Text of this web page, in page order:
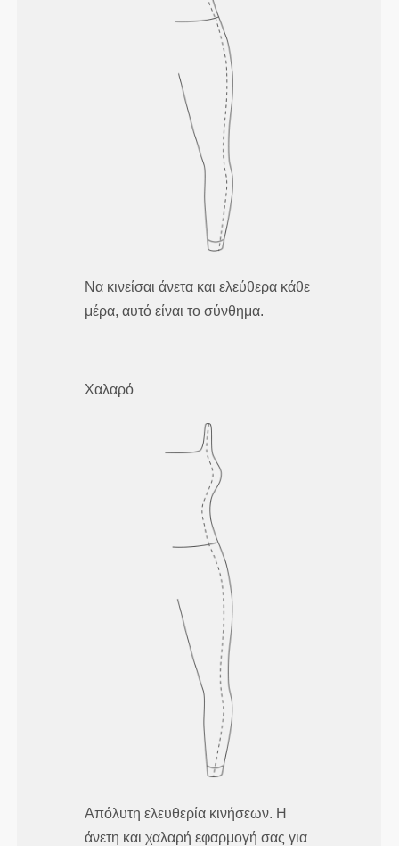
Να κινείσαι άνετα και ελεύθερα κάθε
μέρα, αυτό είναι το σύνθημα.
Χαλαρό
Απόλυτη ελευθερία κινήσεων. Η
άνετη και χαλαρή εφαρμογή σας για